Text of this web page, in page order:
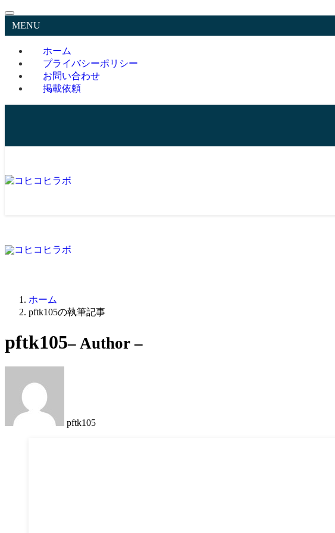
MENU
ホーム
プライバシーポリシー
お問い合わせ
掲載依頼
ホーム
pftk105の執筆記事
pftk105– Author –
pftk105